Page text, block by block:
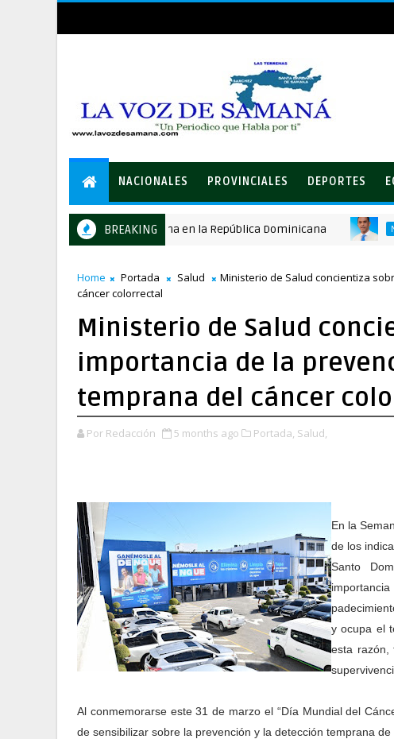
NACIONALES PROVINCIALES DEPORTES
BREAKING
la peste porcina africana en la República Dominicana
Home Portada Salud
Ministerio de Salud concientiza
cáncer colorrectal
Ministerio de Salud
importancia de la
temprana del cáncer
Por Redacción 5 months ago Portada, Salud,
En la
de los
Santo
y ocupa el
esta razón,
Al conmemorarse este 31 de marzo el “Día Mundial del
de sensibilizar sobre la prevención y la detección temprana